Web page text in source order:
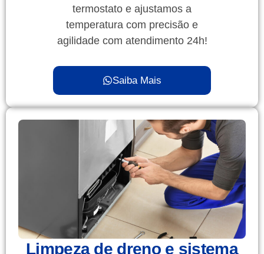
termostato e ajustamos a
temperatura com precisão e
agilidade com atendimento 24h!
Saiba Mais
Limpeza de dreno e sistema